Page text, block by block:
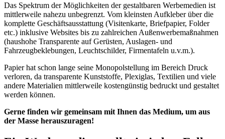
Das Spektrum der Möglichkeiten der gestaltbaren Werbemedien ist
mittlerweile nahezu unbegrenzt. Vom kleinsten Aufkleber über die
komplette Geschäftsausstattung (Visitenkarte, Briefpapier, Folder
etc.) inklusive Websites bis zu zahlreichen Außenwerbemaßnahmen
(haushohe Transparente auf Gerüsten, Auslagen- und
Fahrzeugbeklebungen, Leuchtschilder, Firmentafeln u.v.m.).
Papier hat schon lange seine Monopolstellung im Bereich Druck
verloren, da transparente Kunststoffe, Plexiglas, Textilien und viele
andere Materialien mittlerweile kostengünstig bedruckt und gestaltet
werden können.
Gerne finden wir gemeinsam mit Ihnen das Medium, um aus
der Masse herauszuragen!